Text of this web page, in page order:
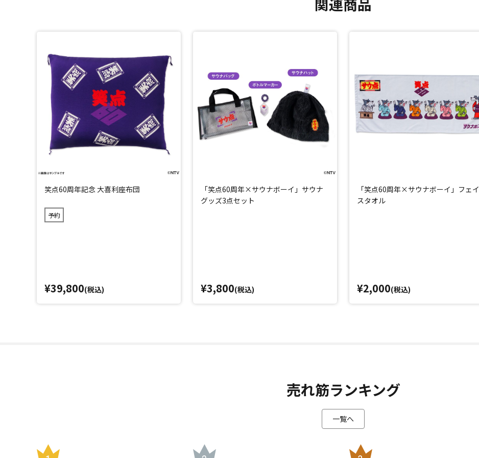
関連商品
笑点60周年記念 大喜利座布団
予約
¥39,800(税込)
「笑点60周年×サウナボーイ」サウナ
グッズ3点セット
¥3,800(税込)
「笑点60周年×サウナボーイ」フェイ
スタオル
¥2,000(税込)
売れ筋ランキング
一覧へ